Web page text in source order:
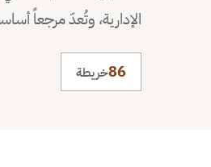
الإدارية، وتُعدّ مرجعاً
86خريطة